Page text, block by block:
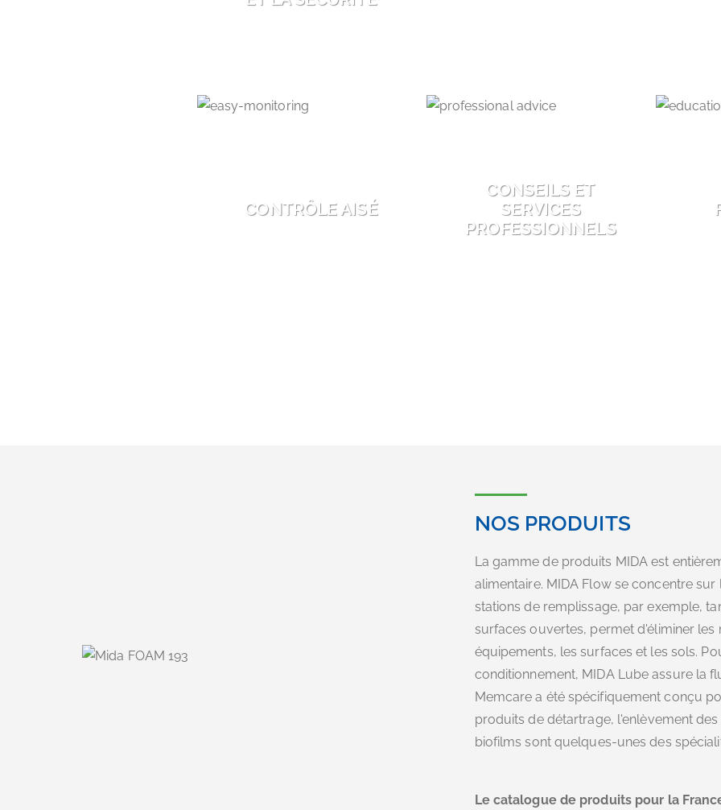
CONTRÔLE AISÉ
CONSEILS ET
SERVICES
PROFESSIONNELS
NOS PRODUITS
La gamme de produits MIDA est
alimentaire. MIDA Flow se concentre
stations de remplissage, par exemple,
surfaces ouvertes, permet d'éliminer
équipements, les surfaces et les sols.
conditionnement, MIDA Lube assure la
Memcare a été spécifiquement conçu
produits de détartrage, l'enlèvement
biofilms sont quelques-unes des
Le catalogue de produits pour la